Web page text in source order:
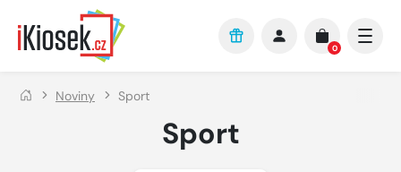
Přejít na hlavní obsah
0
Noviny Sport
Sport